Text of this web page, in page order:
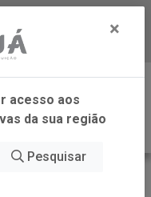
Baixe já nosso APP
0
×
acesso aos
da sua região
Pesquisar